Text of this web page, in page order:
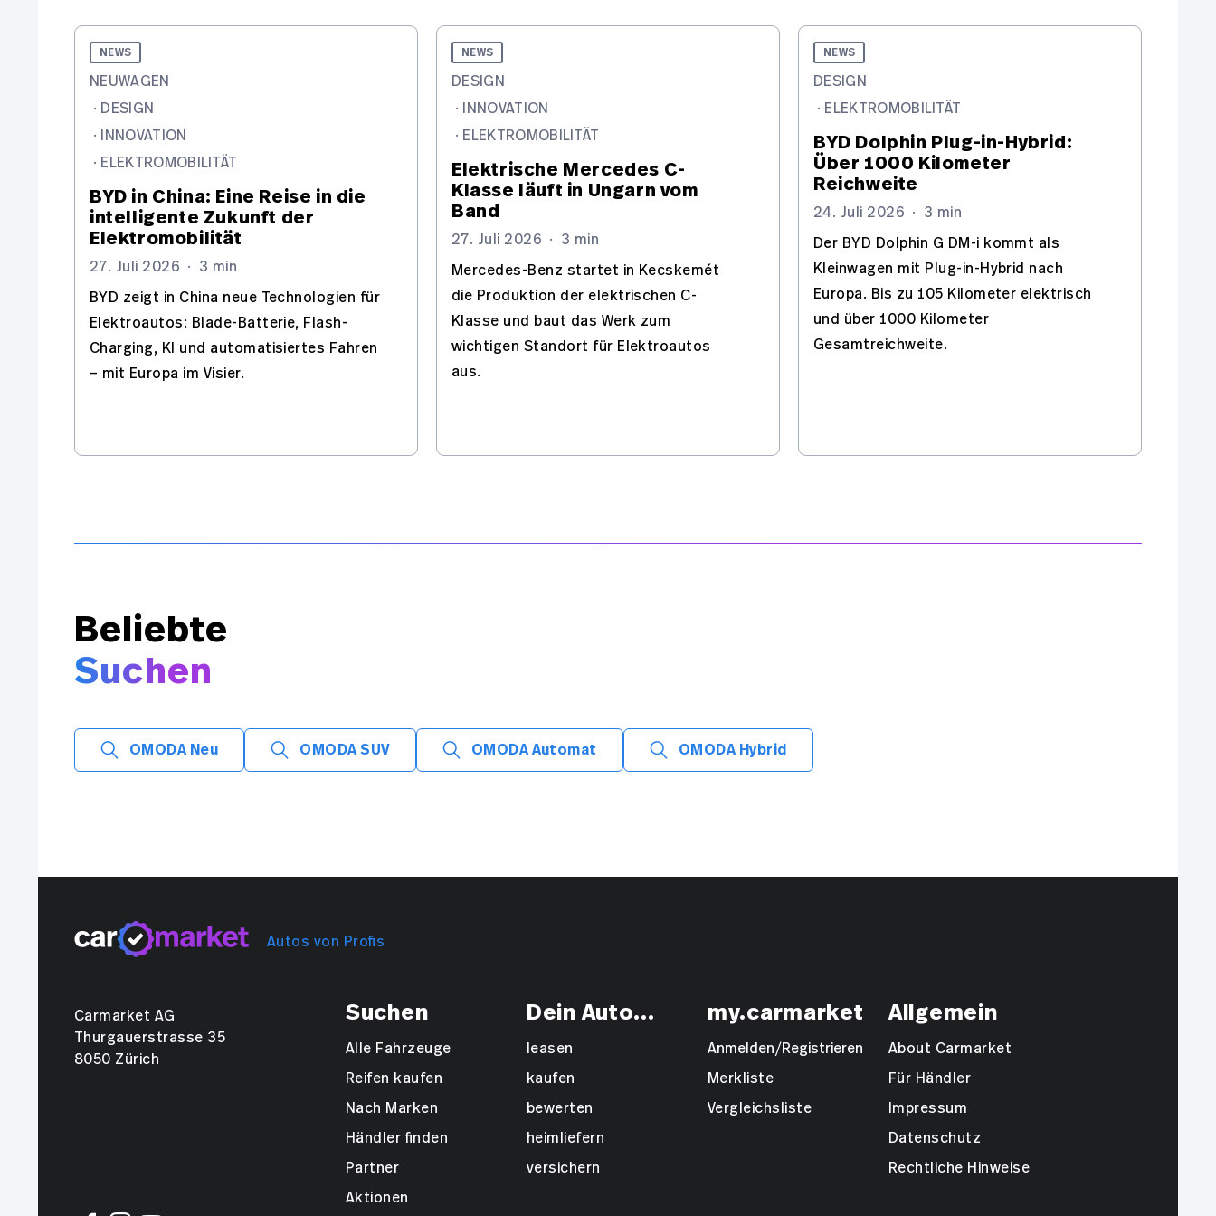
NEWS
NEUWAGEN
· DESIGN
· INNOVATION
· ELEKTROMOBILITÄT
BYD in China: Eine Reise in die
intelligente Zukunft der
Elektromobilität
27. Juli 2026 · 3 min
BYD zeigt in China neue Technologien für
Elektroautos: Blade-Batterie, Flash-
Charging, KI und automatisiertes Fahren
– mit Europa im Visier.
NEWS
DESIGN
· INNOVATION
· ELEKTROMOBILITÄT
Elektrische Mercedes C-
Klasse läuft in Ungarn vom
Band
27. Juli 2026 · 3 min
Mercedes-Benz startet in Kecskemét
die Produktion der elektrischen C-
Klasse und baut das Werk zum
wichtigen Standort für Elektroautos
aus.
NEWS
DESIGN
· ELEKTROMOBILITÄT
BYD Dolphin Plug-in-Hybrid:
Über 1000 Kilometer
Reichweite
24. Juli 2026 · 3 min
Der BYD Dolphin G DM-i kommt als
Kleinwagen mit Plug-in-Hybrid nach
Europa. Bis zu 105 Kilometer elektrisch
und über 1000 Kilometer
Gesamtreichweite.
Beliebte
Suchen
OMODA Neu OMODA SUV OMODA Automat OMODA Hybrid
Autos von Profis
Carmarket AG
Thurgauerstrasse 35
8050 Zürich
Suchen
Alle Fahrzeuge
Reifen kaufen
Nach Marken
Händler finden
Partner
Aktionen
Dein Auto...
leasen
kaufen
bewerten
heimliefern
versichern
my.carmarket
Anmelden/Registrieren
Merkliste
Vergleichsliste
Allgemein
About Carmarket
Für Händler
Impressum
Datenschutz
Rechtliche Hinweise